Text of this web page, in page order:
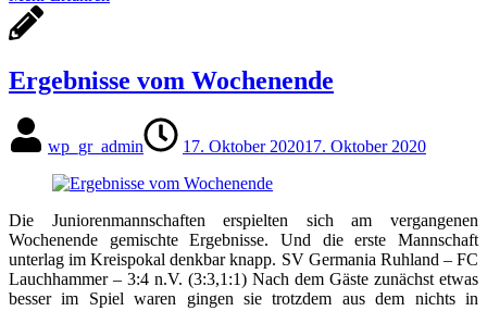
Ergebnisse vom Wochenende
wp_gr_admin 17. Oktober 202017. Oktober 2020
Die Juniorenmannschaften erspielten sich am vergangenen
Wochenende gemischte Ergebnisse. Und die erste Mannschaft
unterlag im Kreispokal denkbar knapp. SV Germania Ruhland – FC
Lauchhammer – 3:4 n.V. (3:3,1:1) Nach dem Gäste zunächst etwas
besser im Spiel waren gingen sie trotzdem aus dem nichts in